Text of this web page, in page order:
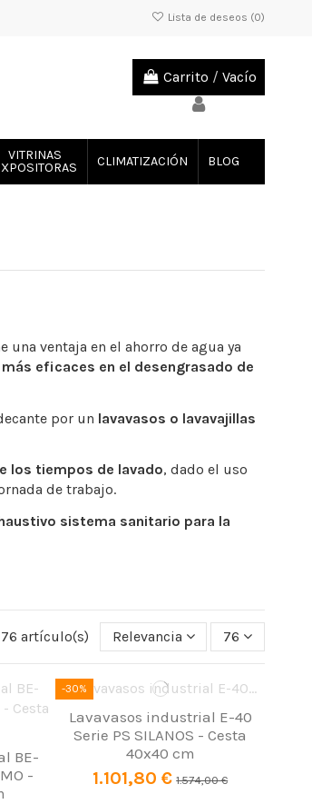
Lista de deseos (0)
Carrito / Vacío
VITRINAS
CLIMATIZACIÓN BLOG
una ventaja en el ahorro de agua ya
más eficaces en el desengrasado de
por un lavavasos o lavavajillas
los tiempos de lavado, dado el uso
de trabajo.
sistema sanitario para la
artículo(s) Relevancia 76
BE-
-
-30%
Lavavasos industrial E-40
Serie PS SILANOS - Cesta
40x40 cm
1.101,80 € 1.574,00 €